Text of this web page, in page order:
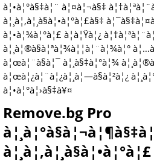
à¦•à¦°à§‡à¦¨ à¦¤à¦¬à§‡
à¦¸à¦‚à¦¸à§à¦•à¦°à¦£à§‡
à¦•à¦¾à¦°à¦£ à¦à¦Ÿà¦¿
à¦¸à¦®à§à¦ªà¦¾à¦¦à¦¨à¦¾à¦°
à¦œà¦¨à§à¦¯ à¦¸à§‡à¦°à¦¾
à¦œà¦¿à¦¨à¦¿à¦¸à¦—à§à¦²à¦¿
à¦•à¦°à¦›à§‡à¥¤
Remove.bg Pro